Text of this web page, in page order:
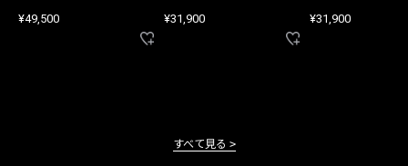
¥49,500 ¥31,900 ¥31,900
すべて見る